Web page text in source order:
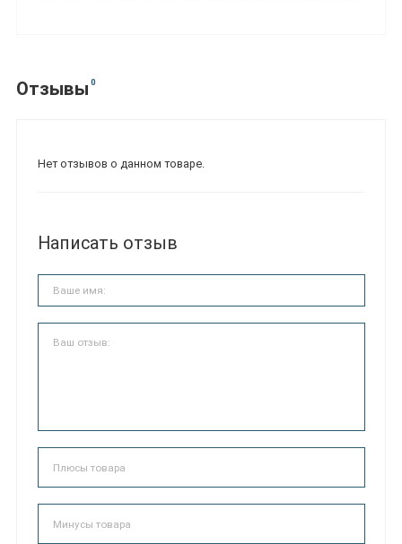
Отзывы 0
Нет отзывов о данном товаре.
Написать отзыв